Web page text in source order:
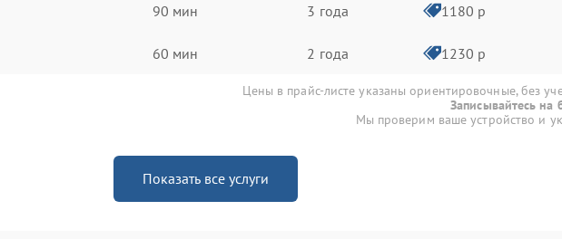
90 мин 3 года 1180 р
60 мин 2 года 1230 р
Цены в прайс-листе указаны ориентировочные, без
Записывайтесь на
Мы проверим ваше устройство и
Показать все услуги